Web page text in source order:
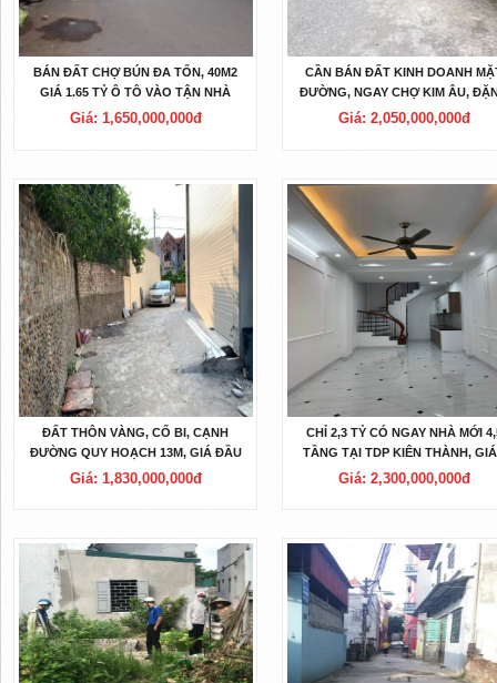
BÁN ĐẤT CHỢ BÚN ĐA TỐN, 40M2
GIÁ 1.65 TỶ Ô TÔ VÀO TẬN NHÀ
CÁCH CHỢ VÀI BƯỚC CHÂN.
Giá: 1,650,000,000đ
CẦN BÁN ĐẤT KINH DOANH
ĐƯỜNG, NGAY CHỢ KIM ÂU,
XÁ GIÁ CHỈ 2.05 TỶ.
Giá: 2,050,000,000đ
ĐẤT THÔN VÀNG, CỔ BI, CẠNH
ĐƯỜNG QUY HOẠCH 13M, GIÁ ĐẦU
TƯ CHỈ 1.83 TỶ.
Giá: 1,830,000,000đ
CHỈ 2,3 TỶ CÓ NGAY NHÀ MỚI
TẦNG TẠI TDP KIÊN THÀNH,
VINHOMES OCEAN PARK.
Giá: 2,300,000,000đ